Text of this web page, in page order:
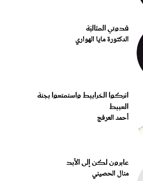
قدوتي المثاليّة
الدكتورة مايا الهواري
اتركوا الخرابيط واستمتعوا بجنة
العبيط
أحمد العرفج
عابرون لكن إلى الأبد
منال الحصيني